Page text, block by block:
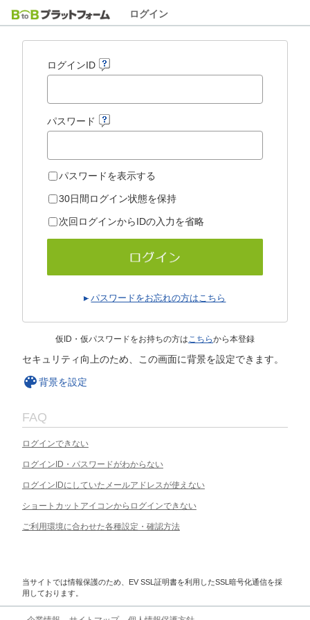
ログイン
ログインID
パスワード
パスワードを表示する
30日間ログイン状態を保持
次回ログインからIDの入力を省略
パスワードをお忘れの方はこちら
仮ID・仮パスワードをお持ちの方はこちらから本登録
セキュリティ向上のため、この画面に背景を設定できます。
背景を設定
FAQ
ログインできない
ログインID・パスワードがわからない
ログインIDにしていたメールアドレスが使えない
ショートカットアイコンからログインできない
ご利用環境に合わせた各種設定・確認方法
当サイトでは情報保護のため、EV SSL証明書を利用したSSL暗号化通信を採
用しております。